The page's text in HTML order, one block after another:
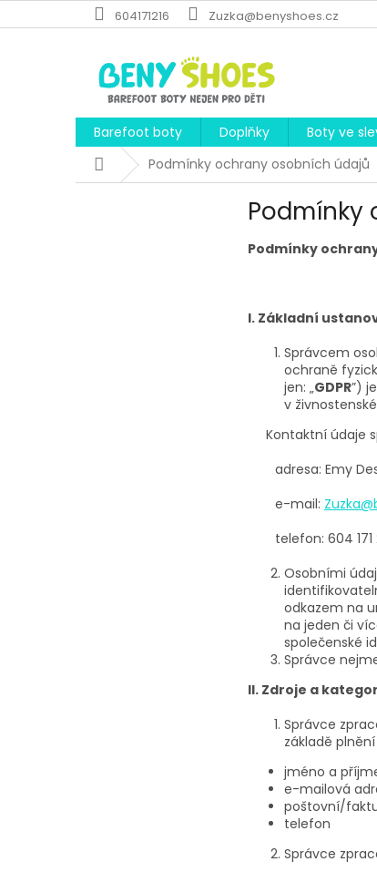
na
604171216 Zuzka@benyshoes.cz
Barefoot boty Doplňky Boty ve
DomůPodmínky ochrany osobních údajů
Podmínky
Podmínky
I. Základní
Správcem
ochraně
jen: „GDPR”) je
v
Kontaktní údaje
adresa: Emy
e-mail:
telefon: 604 171
Osobními
odkazem na
na jeden či
společenské
Správce
II. Zdroje a
Správce
základě
jméno a
e-mailová
poštovní/
telefon
Správce